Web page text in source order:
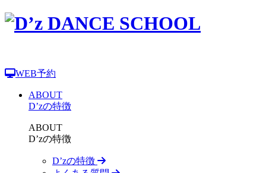
WEB予約
ABOUT
D’zの特徴
ABOUT
D’zの特徴
D’zの特徴